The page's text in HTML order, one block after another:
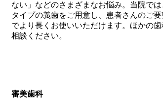
ない」などのさまざまなお悩み。当院で
タイプの義歯をご用意し、患者さんのご
でより長くお使いいただけます。ほかの
相談ください。
審美歯科